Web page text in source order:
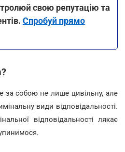
свою репутацію та
Спробуй прямо
за собою не лише цивільну, але
види відповідальності.
відповідальності лякає